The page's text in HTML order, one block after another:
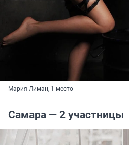
Мария Лиман, 1 место
Самара — 2 участницы